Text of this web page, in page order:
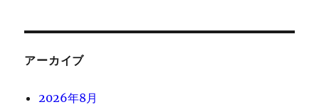
アーカイブ
2026年8月